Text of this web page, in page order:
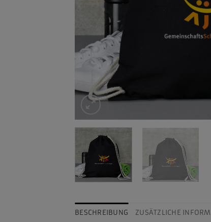
BESCHREIBUNG ZUSÄTZLICHE